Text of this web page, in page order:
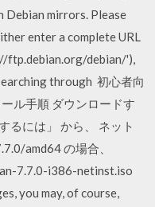
mirrors. Please
enter a complete URL
ftp.debian.org/debian/'),
through 初心者向
ル手順 ダウンロードす
るには」 から、 ネット
amd64 の場合、
7.7.0-i386-netinst.iso
you may, of course,